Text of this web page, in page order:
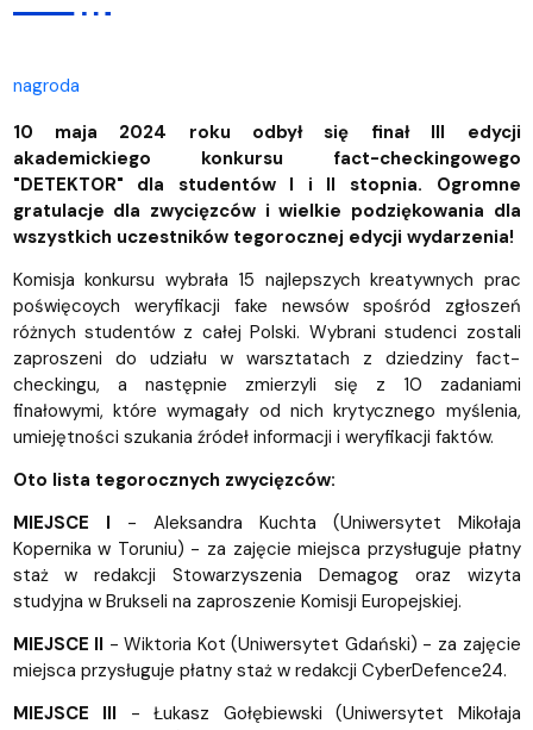
nagroda
10 maja 2024 roku odbył się finał III edycji
akademickiego konkursu fact-checkingowego
"DETEKTOR" dla studentów I i II stopnia. Ogromne
gratulacje dla zwycięzców i wielkie podziękowania dla
wszystkich uczestników tegorocznej edycji wydarzenia!
Komisja konkursu wybrała 15 najlepszych kreatywnych prac
poświęcoych weryfikacji fake newsów spośród zgłoszeń
różnych studentów z całej Polski. Wybrani studenci zostali
zaproszeni do udziału w warsztatach z dziedziny fact-
checkingu, a następnie zmierzyli się z 10 zadaniami
finałowymi, które wymagały od nich krytycznego myślenia,
umiejętności szukania źródeł informacji i weryfikacji faktów.
Oto lista tegorocznych zwycięzców:
MIEJSCE I - Aleksandra Kuchta (Uniwersytet Mikołaja
Kopernika w Toruniu) - za zajęcie miejsca przysługuje płatny
staż w redakcji Stowarzyszenia Demagog oraz wizyta
studyjna w Brukseli na zaproszenie Komisji Europejskiej.
MIEJSCE II - Wiktoria Kot (Uniwersytet Gdański) - za zajęcie
miejsca przysługuje płatny staż w redakcji CyberDefence24.
MIEJSCE III - Łukasz Gołębiewski (Uniwersytet Mikołaja